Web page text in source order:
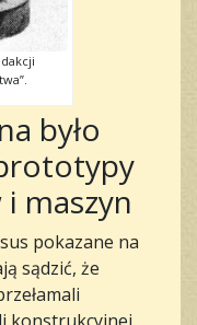
było
maszyn
pokazane na
sądzić, że